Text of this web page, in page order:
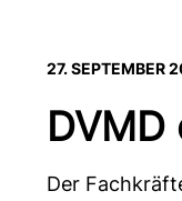
27. SEPTEMBER
Der